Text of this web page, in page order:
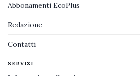
Abbonamenti EcoPlus
Redazione
Contatti
SERVIZI